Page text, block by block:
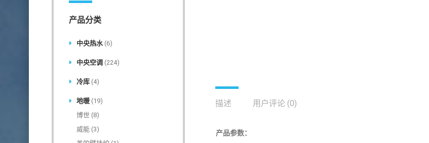
描述 用户评论 (0)
产品参数：
产品分类
中央热水 (6)
中央空调 (224)
冷库 (4)
地暖 (19)
博世 (8)
威能 (3)